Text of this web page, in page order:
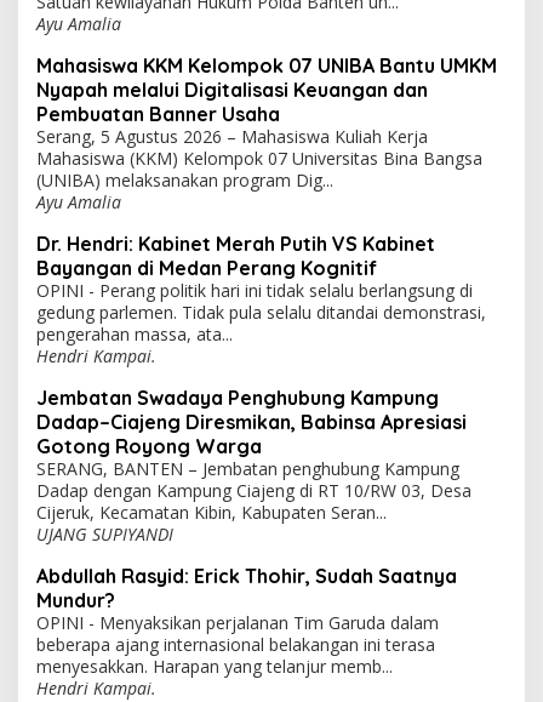
Ayu Amalia
Mahasiswa KKM Kelompok 07 UNIBA Bantu UMKM
Nyapah melalui Digitalisasi Keuangan dan
Pembuatan Banner Usaha
Serang, 5 Agustus 2026 – Mahasiswa Kuliah Kerja
Mahasiswa (KKM) Kelompok 07 Universitas Bina Bangsa
(UNIBA) melaksanakan program Dig...
Ayu Amalia
Dr. Hendri: Kabinet Merah Putih VS Kabinet
Bayangan di Medan Perang Kognitif
OPINI - Perang politik hari ini tidak selalu berlangsung di
gedung parlemen. Tidak pula selalu ditandai demonstrasi,
pengerahan massa, ata...
Hendri Kampai.
Jembatan Swadaya Penghubung Kampung
Dadap–Ciajeng Diresmikan, Babinsa Apresiasi
Gotong Royong Warga
SERANG, BANTEN – Jembatan penghubung Kampung
Dadap dengan Kampung Ciajeng di RT 10/RW 03, Desa
Cijeruk, Kecamatan Kibin, Kabupaten Seran...
UJANG SUPIYANDI
Abdullah Rasyid: Erick Thohir, Sudah Saatnya
Mundur?
OPINI - Menyaksikan perjalanan Tim Garuda dalam
beberapa ajang internasional belakangan ini terasa
menyesakkan. Harapan yang telanjur memb...
Hendri Kampai.